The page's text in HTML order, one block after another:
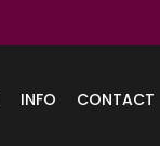
INFO CONTACT